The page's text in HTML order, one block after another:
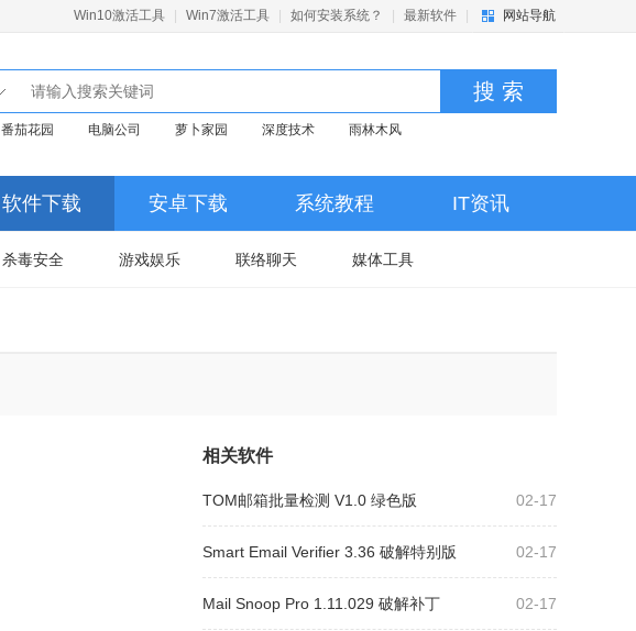
Win10激活工具 Win7激活工具 如何安装系统？ 最新软件 网站导航
搜 索
番茄花园 电脑公司 萝卜家园 深度技术 雨林木风
软件下载 安卓下载 系统教程 IT资讯
杀毒安全 游戏娱乐 联络聊天 媒体工具
相关软件
02-17
TOM邮箱批量检测 V1.0 绿色版
02-17
Smart Email Verifier 3.36 破解特别版
02-17
Mail Snoop Pro 1.11.029 破解补丁